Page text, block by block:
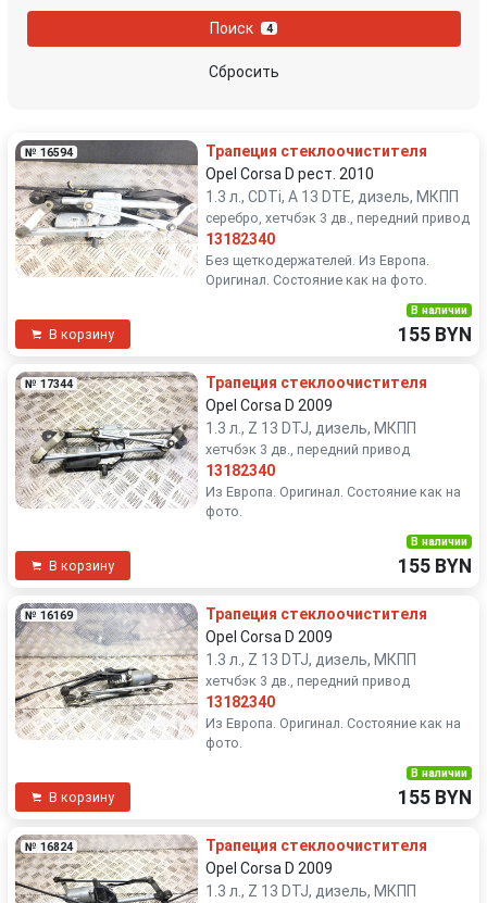
Saab SEAT
Volvo
Поиск 4
Сбросить
№ 16594
Трапеция стеклоочистителя
Opel Corsa D рест. 2010
1.3 л., CDTi, A 13 DTE, дизель, МКПП
серебро, хетчбэк 3 дв., передний привод
13182340
Без щеткодержателей. Из Европа.
Оригинал. Состояние как на фото.
В корзину
В наличии
155 BYN
№ 17344
Трапеция стеклоочистителя
Opel Corsa D 2009
1.3 л., Z 13 DTJ, дизель, МКПП
хетчбэк 3 дв., передний привод
13182340
Из Европа. Оригинал. Состояние как на
фото.
В корзину
В наличии
155 BYN
№ 16169
Трапеция стеклоочистителя
Opel Corsa D 2009
1.3 л., Z 13 DTJ, дизель, МКПП
хетчбэк 3 дв., передний привод
13182340
Из Европа. Оригинал. Состояние как на
фото.
В корзину
В наличии
155 BYN
№ 16824
Трапеция стеклоочистителя
Opel Corsa D 2009
1.3 л., Z 13 DTJ, дизель, МКПП